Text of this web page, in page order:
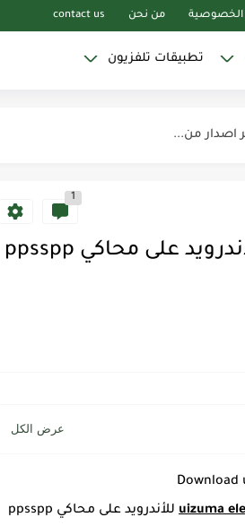
من نحن contact us
تطبيقات تلفزيون
1
تحميل لعبه أبطال الكرة uizuma eleven للأندرويد على محاكي ppsspp
Download
uizuma
للأندرويد على محاكي ppsspp